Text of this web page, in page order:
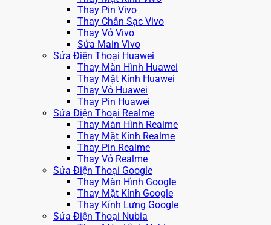
Thay Pin Vivo
Thay Chân Sạc Vivo
Thay Vỏ Vivo
Sửa Main Vivo
Sửa Điện Thoại Huawei
Thay Màn Hình Huawei
Thay Mặt Kính Huawei
Thay Vỏ Huawei
Thay Pin Huawei
Sửa Điện Thoại Realme
Thay Màn Hình Realme
Thay Mặt Kính Realme
Thay Pin Realme
Thay Vỏ Realme
Sửa Điện Thoại Google
Thay Màn Hình Google
Thay Mặt Kính Google
Thay Kính Lưng Google
Sửa Điện Thoại Nubia